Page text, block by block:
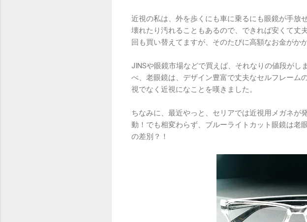
近視の私は、外を歩くにも車に乗るにも眼鏡が手放
壊れたり汚れることもあるので、できれば安くて丈
回も買い替えてますが、そのたびに高額なお金がか
JINSや眼鏡市場などで買えば、それなりの値段がし
べ、老眼鏡は、デザイン豊富で丈夫なセルフレーム
視でなく近視になことを嘆きました。
ちなみに、最近やっと、セリアでは近視用メガネが
動！でも相変わらず、ブルーライトカット眼鏡は老
の差別？！